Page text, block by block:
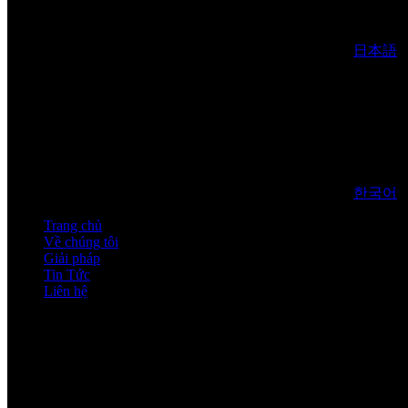
日本語
한국어
Trang chủ
Về chúng tôi
Giải pháp
Tin Tức
Liên hệ